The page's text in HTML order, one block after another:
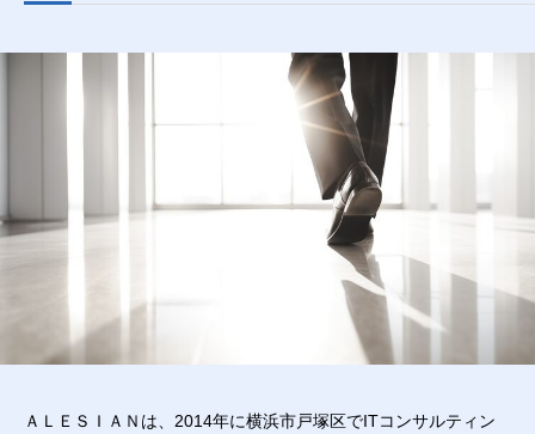
ＡＬＥＳＩＡＮは、2014年に横浜市戸塚区でITコンサルティン